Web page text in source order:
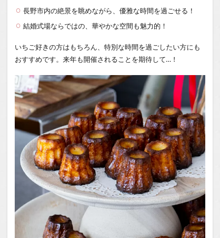
長野市内の絶景を眺めながら、優雅な時間を過ごせる！
結婚式場ならではの、華やかな空間も魅力的！
いちご好きの方はもちろん、特別な時間を過ごしたい方にも
おすすめです。来年も開催されることを期待して…！